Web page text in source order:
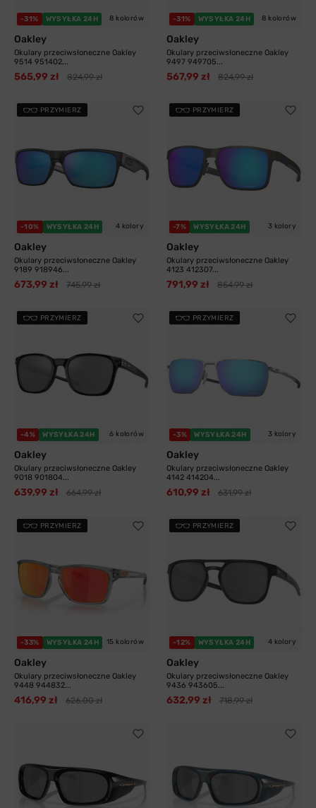
-31% WYSYŁKA 24H 8 kolorów
Oakley
Okulary przeciwsłoneczne Oakley
9514 951402...
565,99 zł 824,99 zł
-31% WYSYŁKA 24H 8 kolorów
Oakley
Okulary przeciwsłoneczne Oakley
9497 949705...
567,99 zł 824,99 zł
PRZYMIERZ
-10% WYSYŁKA 24H 4 kolory
Oakley
Okulary przeciwsłoneczne Oakley
9189 918946...
673,99 zł 745,99 zł
PRZYMIERZ
-7% WYSYŁKA 24H 3 kolory
Oakley
Okulary przeciwsłoneczne Oakley
4123 412307...
791,99 zł 854,99 zł
PRZYMIERZ
-4% WYSYŁKA 24H 6 kolorów
Oakley
Okulary przeciwsłoneczne Oakley
9018 901804...
639,99 zł 664,99 zł
PRZYMIERZ
-3% WYSYŁKA 24H 3 kolory
Oakley
Okulary przeciwsłoneczne Oakley
4142 414204...
610,99 zł 631,99 zł
PRZYMIERZ
-33% WYSYŁKA 24H 15 kolorów
Oakley
Okulary przeciwsłoneczne Oakley
9448 944832...
416,99 zł 626,00 zł
PRZYMIERZ
-12% WYSYŁKA 24H 4 kolory
Oakley
Okulary przeciwsłoneczne Oakley
9436 943605...
632,99 zł 718,99 zł